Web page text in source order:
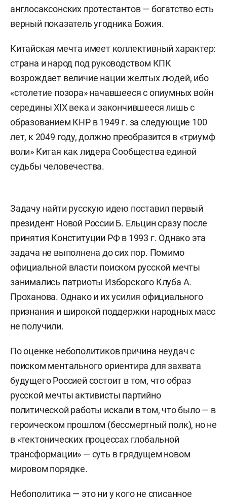
англосаксонских протестантов — богатство есть
верный показатель угодника Божия.
Китайская мечта имеет коллективный характер:
страна и народ под руководством КПК
возрождает величие нации желтых людей, ибо
«столетие позора» начавшееся с опиумных войн
середины XIX века и закончившееся лишь с
образованием КНР в 1949 г. за следующие 100
лет, к 2049 году, должно преобразится в «триумф
воли» Китая как лидера Сообщества единой
судьбы человечества.
Задачу найти русскую идею поставил первый
президент Новой России Б. Ельцин сразу после
принятия Конституции РФ в 1993 г. Однако эта
задача не выполнена до сих пор. Помимо
официальной власти поиском русской мечты
занимались патриоты Изборского Клуба А.
Проханова. Однако и их усилия официального
признания и широкой поддержки народных масс
не получили.
По оценке небополитиков причина неудач с
поиском ментального ориентира для захвата
будущего Россией состоит в том, что образ
русской мечты активисты партийно
политической работы искали в том, что было — в
героическом прошлом (бессмертный полк), но не
в «тектонических процессах глобальной
трансформации» — суть в грядущем новом
мировом порядке.
Небополитика — это ни у кого не списанное